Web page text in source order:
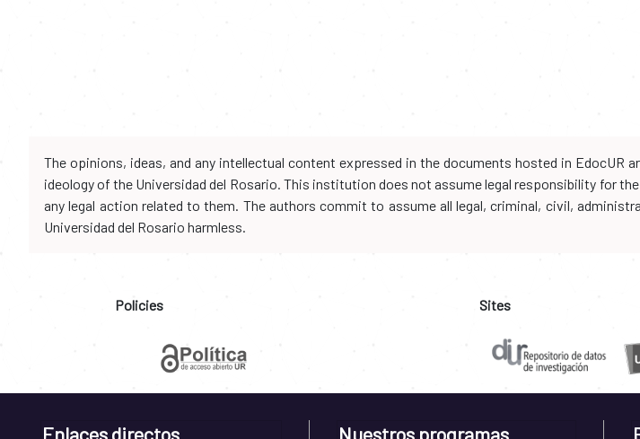
The opinions, ideas, and any intellectual content expressed in the documents hosted in
ideology of the Universidad del Rosario. This institution does not assume legal responsibility for
any legal action related to them. The authors commit to assume all legal, criminal, civil,
Universidad del Rosario harmless.
Policies Sites
Enlaces directos Nuestros programas